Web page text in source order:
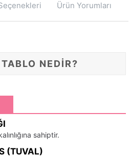
Ürün Yorumları
NEDİR?
sahiptir.
(TUVAL)